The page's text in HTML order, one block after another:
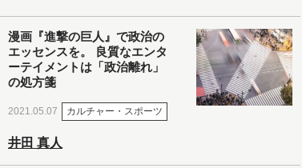
漫画『進撃の巨人』で政治の
エッセンスを。 良質なエンタ
ーテイメントは「政治離れ」
の処方箋
2021.05.07 カルチャー・スポーツ
井田 真人